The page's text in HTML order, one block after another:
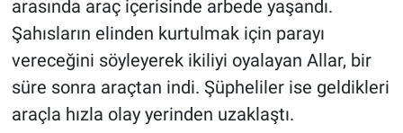
arasında araç içerisinde arbede yaşandı.
Şahısların elinden kurtulmak için parayı
vereceğini söyleyerek ikiliyi oyalayan Allar, bir
süre sonra araçtan indi. Şüpheliler ise geldikleri
araçla hızla olay yerinden uzaklaştı.